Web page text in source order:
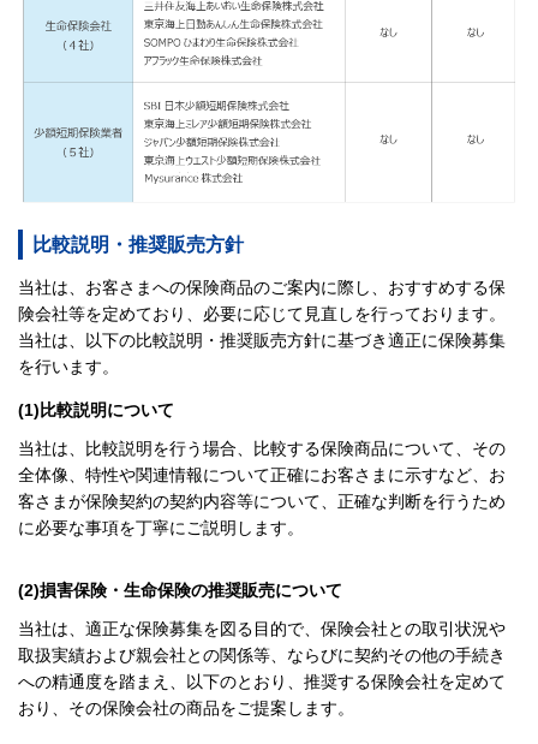
比較説明・推奨販売方針
当社は、お客さまへの保険商品のご案内に際し、おすすめする保
険会社等を定めており、必要に応じて見直しを行っております。
当社は、以下の比較説明・推奨販売方針に基づき適正に保険募集
を行います。
(1)比較説明について
当社は、比較説明を行う場合、比較する保険商品について、その
全体像、特性や関連情報について正確にお客さまに示すなど、お
客さまが保険契約の契約内容等について、正確な判断を行うため
に必要な事項を丁寧にご説明します。
(2)損害保険・生命保険の推奨販売について
当社は、適正な保険募集を図る目的で、保険会社との取引状況や
取扱実績および親会社との関係等、ならびに契約その他の手続き
への精通度を踏まえ、以下のとおり、推奨する保険会社を定めて
おり、その保険会社の商品をご提案します。